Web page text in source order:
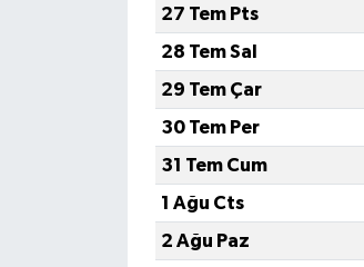
27 Tem Pts
28 Tem Sal
29 Tem Çar
30 Tem Per
31 Tem Cum
1 Ağu Cts
2 Ağu Paz
Video Haber
Yeme-İçme